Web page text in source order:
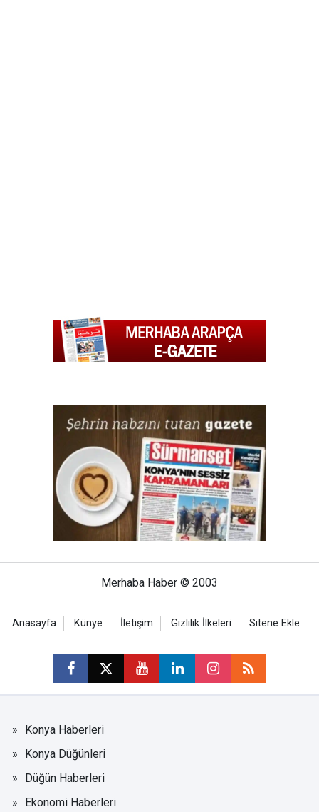
Merhaba Haber © 2003
Anasayfa Künye İletişim Gizlilik İlkeleri Sitene Ekle
Konya Haberleri
Konya Düğünleri
Düğün Haberleri
Ekonomi Haberleri